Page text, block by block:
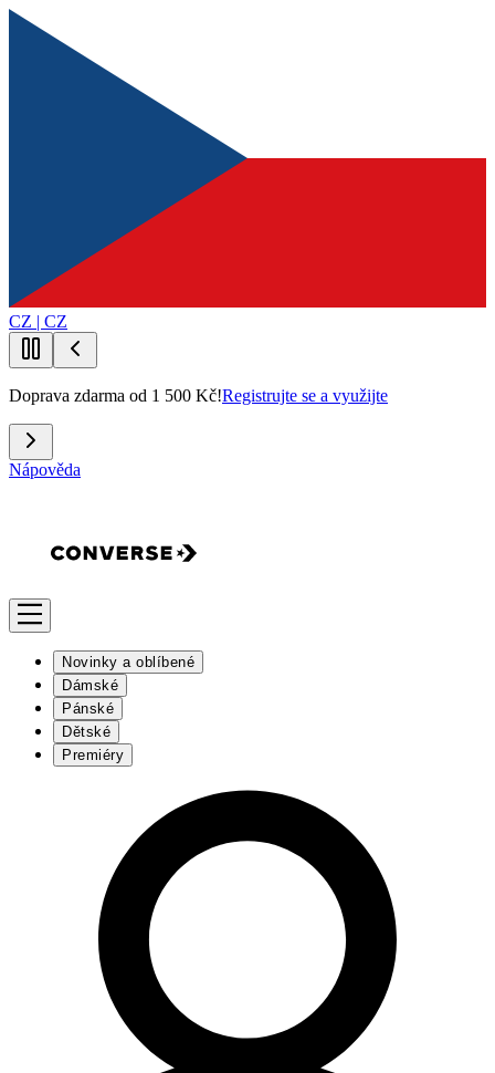
CZ | CZ
Doprava zdarma od 1 500 Kč!Registrujte se a využijte
Nápověda
Novinky a oblíbené
Dámské
Pánské
Dětské
Premiéry